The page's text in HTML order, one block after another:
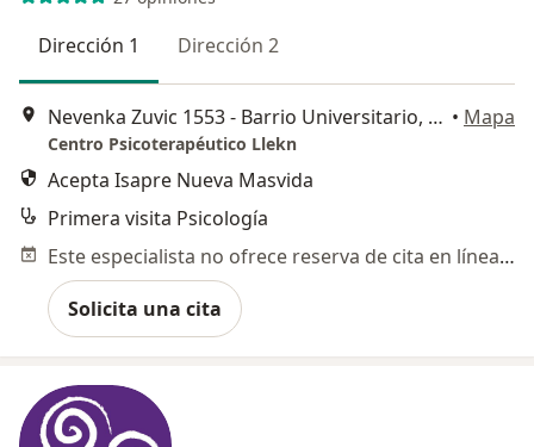
Dirección 1 Dirección 2
Nevenka Zuvic 1553 - Barrio Universitario, La Serena • Mapa
Centro Psicoterapéutico Llekn
Acepta Isapre Nueva Masvida
Primera visita Psicología
Este especialista no ofrece reserva de cita en línea en esta dirección.
Solicita una cita